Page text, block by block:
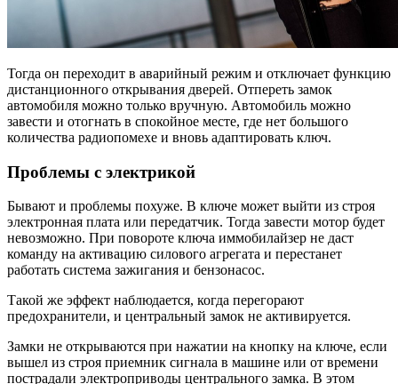
Тогда он переходит в аварийный режим и отключает функцию
дистанционного открывания дверей. Отпереть замок
автомобиля можно только вручную. Автомобиль можно
завести и отогнать в спокойное месте, где нет большого
количества радиопомехе и вновь адаптировать ключ.
Проблемы с электрикой
Бывают и проблемы похуже. В ключе может выйти из строя
электронная плата или передатчик. Тогда завести мотор будет
невозможно. При повороте ключа иммобилайзер не даст
команду на активацию силового агрегата и перестанет
работать система зажигания и бензонасос.
Такой же эффект наблюдается, когда перегорают
предохранители, и центральный замок не активируется.
Замки не открываются при нажатии на кнопку на ключе, если
вышел из строя приемник сигнала в машине или от времени
пострадали электроприводы центрального замка. В этом